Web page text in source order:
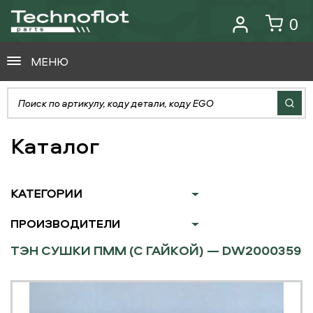
0
МЕНЮ
Каталог
КАТЕГОРИИ
ПРОИЗВОДИТЕЛИ
ТЭН СУШКИ ПММ (С ГАЙКОЙ) — DW2000359